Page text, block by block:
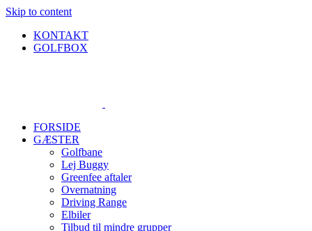
Skip to content
KONTAKT
GOLFBOX
FORSIDE
GÆSTER
Golfbane
Lej Buggy
Greenfee aftaler
Overnatning
Driving Range
Elbiler
Tilbud til mindre grupper